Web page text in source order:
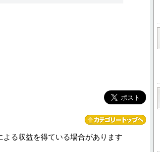
る収益を得ている場合があります